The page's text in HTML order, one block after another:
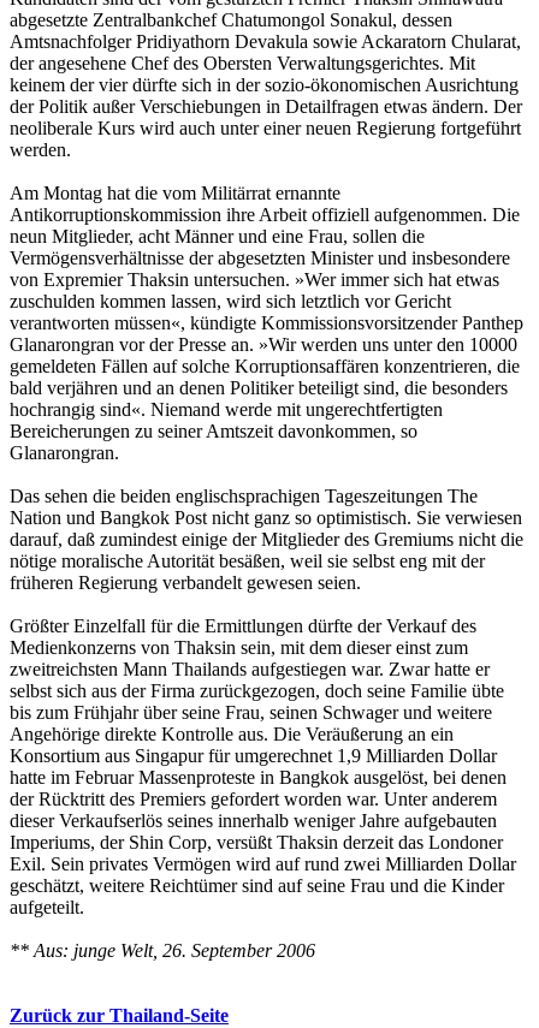
abgesetzte Zentralbankchef Chatumongol Sonakul, dessen
Amtsnachfolger Pridiyathorn Devakula sowie Ackaratorn Chularat,
der angesehene Chef des Obersten Verwaltungsgerichtes. Mit
keinem der vier dürfte sich in der sozio-ökonomischen Ausrichtung
der Politik außer Verschiebungen in Detailfragen etwas ändern. Der
neoliberale Kurs wird auch unter einer neuen Regierung fortgeführt
werden.
Am Montag hat die vom Militärrat ernannte
Antikorruptionskommission ihre Arbeit offiziell aufgenommen. Die
neun Mitglieder, acht Männer und eine Frau, sollen die
Vermögensverhältnisse der abgesetzten Minister und insbesondere
von Expremier Thaksin untersuchen. »Wer immer sich hat etwas
zuschulden kommen lassen, wird sich letztlich vor Gericht
verantworten müssen«, kündigte Kommissionsvorsitzender Panthep
Glanarongran vor der Presse an. »Wir werden uns unter den 10000
gemeldeten Fällen auf solche Korruptionsaffären konzentrieren, die
bald verjähren und an denen Politiker beteiligt sind, die besonders
hochrangig sind«. Niemand werde mit ungerechtfertigten
Bereicherungen zu seiner Amtszeit davonkommen, so
Glanarongran.
Das sehen die beiden englischsprachigen Tageszeitungen The
Nation und Bangkok Post nicht ganz so optimistisch. Sie verwiesen
darauf, daß zumindest einige der Mitglieder des Gremiums nicht die
nötige moralische Autorität besäßen, weil sie selbst eng mit der
früheren Regierung verbandelt gewesen seien.
Größter Einzelfall für die Ermittlungen dürfte der Verkauf des
Medienkonzerns von Thaksin sein, mit dem dieser einst zum
zweitreichsten Mann Thailands aufgestiegen war. Zwar hatte er
selbst sich aus der Firma zurückgezogen, doch seine Familie übte
bis zum Frühjahr über seine Frau, seinen Schwager und weitere
Angehörige direkte Kontrolle aus. Die Veräußerung an ein
Konsortium aus Singapur für umgerechnet 1,9 Milliarden Dollar
hatte im Februar Massenproteste in Bangkok ausgelöst, bei denen
der Rücktritt des Premiers gefordert worden war. Unter anderem
dieser Verkaufserlös seines innerhalb weniger Jahre aufgebauten
Imperiums, der Shin Corp, versüßt Thaksin derzeit das Londoner
Exil. Sein privates Vermögen wird auf rund zwei Milliarden Dollar
geschätzt, weitere Reichtümer sind auf seine Frau und die Kinder
aufgeteilt.
** Aus: junge Welt, 26. September 2006
Zurück zur Thailand-Seite